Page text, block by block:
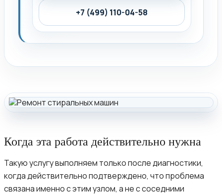
+7 (499) 110-04-58
Когда эта работа действительно нужна
Такую услугу выполняем только после диагностики,
когда действительно подтверждено, что проблема
связана именно с этим узлом, а не с соседними